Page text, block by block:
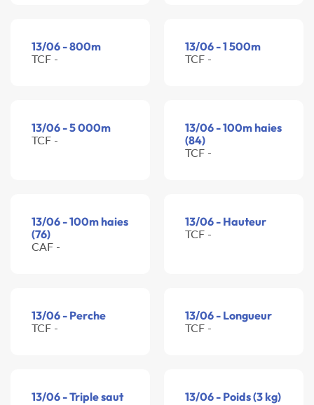
13/06 - 800m
TCF -
13/06 - 1 500m
TCF -
13/06 - 5 000m
TCF -
13/06 - 100m haies
(84)
TCF -
13/06 - 100m haies
(76)
CAF -
13/06 - Hauteur
TCF -
13/06 - Perche
TCF -
13/06 - Longueur
TCF -
13/06 - Triple saut 13/06 - Poids (3 kg)